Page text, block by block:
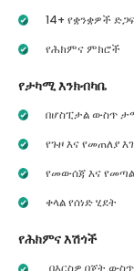
14+ የቋንቋዎች
የሕክምና ምክሮች
የታካሚ እንክብካቤ
በሆስፒታል ውስጥ
የጉዞ እና የመጠለያ
የመውሰጃ እና
ቀላል የሰነድ ሂደት
የሕክምና እሽጎች
በእርስዎ በጀት